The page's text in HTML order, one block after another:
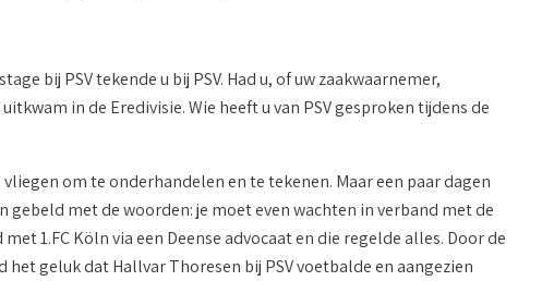
bij PSV tekende u bij PSV. Had u, of uw zaakwaarnemer,
in de Eredivisie. Wie heeft u van PSV gesproken tijdens de
om te onderhandelen en te tekenen. Maar een paar dagen
gebeld met de woorden: je moet even wachten in verband met de
1.FC Köln via een Deense advocaat en die regelde alles. Door de
geluk dat Hallvar Thoresen bij PSV voetbalde en aangezien